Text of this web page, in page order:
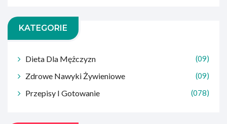
KATEGORIE
Dieta Dla Mężczyzn (09)
Zdrowe Nawyki Żywieniowe (09)
Przepisy I Gotowanie (078)